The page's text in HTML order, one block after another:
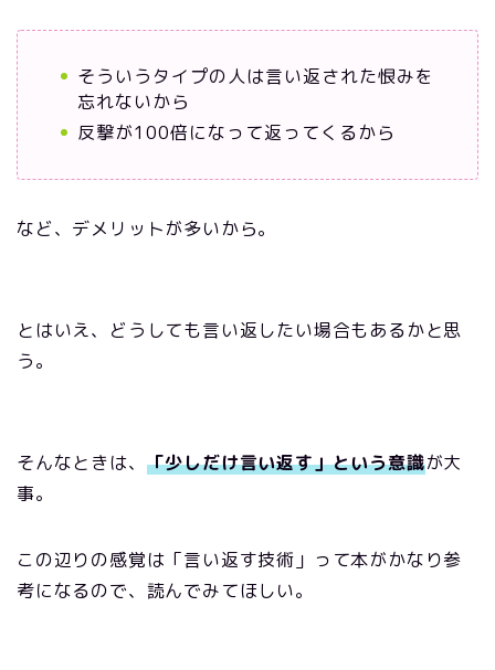
そういうタイプの人は言い返された恨みを
忘れないから
反撃が100倍になって返ってくるから
など、デメリットが多いから。
とはいえ、どうしても言い返したい場合もあるかと思
う。
そんなときは、 「少しだけ言い返す」という意識が大
事。
この辺りの感覚は「言い返す技術」って本がかなり参
考になるので、読んでみてほしい。